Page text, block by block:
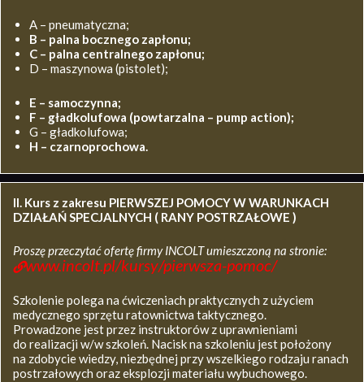
A – pneumatyczna;
B – palna bocznego zapłonu;
C – palna centralnego zapłonu;
D – maszynowa (pistolet);
E – samoczynna;
F – gładkolufowa (powtarzalna – pump action);
G – gładkolufowa;
H – czarnoprochowa.
II. Kurs z zakresu PIERWSZEJ POMOCY W WARUNKACH
DZIAŁAŃ SPECJALNYCH ( RANY POSTRZAŁOWE )
Proszę przeczytać ofertę firmy INCOLT umieszczoną na stronie:
www.incolt.pl/kursy/pierwsza-pomoc/
Szkolenie polega na ćwiczeniach praktycznych z użyciem
medycznego sprzętu ratownictwa taktycznego.
Prowadzone jest przez instruktorów z uprawnieniami
do realizacji w/w szkoleń. Nacisk na szkoleniu jest położony
na zdobycie wiedzy, niezbędnej przy wszelkiego rodzaju ranach
postrzałowych oraz eksplozji materiału wybuchowego.